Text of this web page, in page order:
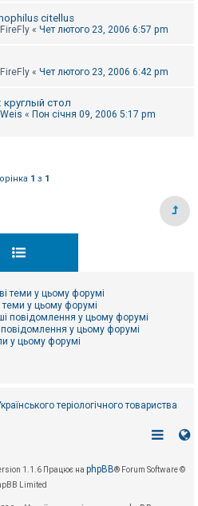
citellus
FireFly « Чет лютого 23, 2006 6:57 pm
FireFly « Чет лютого 23, 2006 6:42 pm
круглый стол
Weis « Пон січня 09, 2006 5:17 pm
1 з 1
теми у цьому форумі
теми у цьому форумі
повідомлення у цьому форумі
у цьому форумі
у цьому форумі
теріологічного товариства
1.1.6 Працює на phpBB® Forum Software ©
Limited